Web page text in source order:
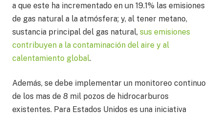
a que este ha incrementado en un 19.1% las emisiones
de gas natural a la atmósfera; y, al tener metano,
sustancia principal del gas natural, sus emisiones
contribuyen a la contaminación del aire y al
calentamiento global.
Además, se debe implementar un monitoreo continuo
de los mas de 8 mil pozos de hidrocarburos
existentes. Para Estados Unidos es una iniciativa